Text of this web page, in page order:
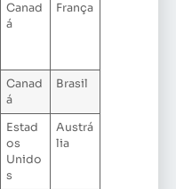
Canad
á
França
Canad
á
Brasil
Estad
os
Unido
s
Austrá
lia